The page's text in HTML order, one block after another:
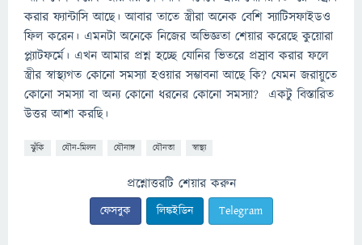
করার ফ্যান্টাসি আছে। আবার তাতে স্ত্রীরা অনেক বেশি স্যাটিসফাইডও
ফিল করেন। এমনটা অনেকে নিজের অভিজ্ঞতা শেয়ার করেছে কুয়োরা
প্ল্যাটফর্মে। এখন আমার প্রশ্ন হচ্ছে যোনির ভিতরে প্রস্রাব করার ফলে
স্ত্রীর স্বাস্থ্যগত কোনো সমস্যা হওয়ার সম্ভাবনা আছে কি? যেমন জরায়ুতে
কোনো সমস্যা বা অন্য কোনো ধরনের কোনো সমস্যা? একটু বিস্তারিত
উত্তর আশা করছি।
ঝুঁকি যৌন-মিলন যৌনাঙ্গ যৌনতা স্বাস্থ্য
প্রশ্নোত্তরটি শেয়ার করুন
ফেসবুক লিঙ্কইডিন Telegram